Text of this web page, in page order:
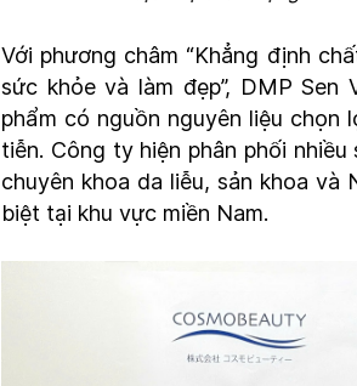
Với phương châm “Khẳng định
sức khỏe và làm đẹp”, DMP
phẩm có nguồn nguyên liệu
tiễn. Công ty hiện phân phối
chuyên khoa da liễu, sản khoa
biệt tại khu vực miền Nam.